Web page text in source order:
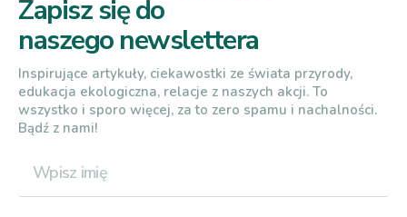
Zapisz się do
naszego newslettera
Inspirujące artykuły, ciekawostki ze świata przyrody,
edukacja ekologiczna, relacje z naszych akcji. To
wszystko i sporo więcej, za to zero spamu i nachalności.
Bądź z nami!